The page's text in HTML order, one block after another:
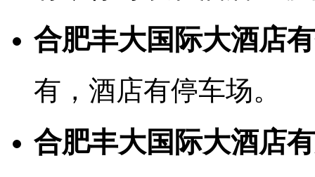
合肥丰大国际大酒店
有，酒店有停车场。
合肥丰大国际大酒店